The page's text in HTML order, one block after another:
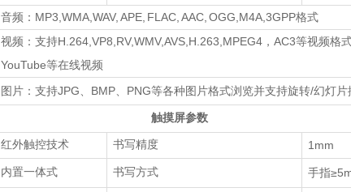
音频： MP3,WMA,WAV, APE, FLAC, AAC, OGG,M4A,3GPP格式
视频：支持H.264,VP8,RV,WMV,AVS,H.263,MPEG4 ， AC3等视频格
YouTube等在线视频
图片：支持JPG、 BMP、 PNG等各种图片格式浏览并支持旋转/幻灯片
触摸屏参数
红外触控技术 书写精度 1mm
内置一体式 书写方式 手指